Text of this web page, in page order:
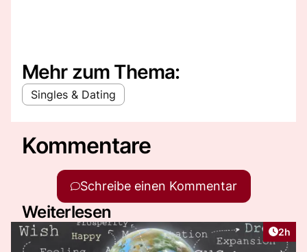
Mehr zum Thema:
Singles & Dating
Kommentare
Schreibe einen Kommentar
Weiterlesen
2h